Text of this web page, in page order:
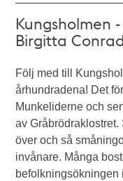
Kungsholmen
Birgitta
Följ med till
århundradena! Det
Munkeliderne och
av
över och så
invånare. Många
befolkningsökningen